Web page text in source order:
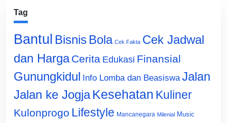
Tag
Bantul Bisnis Bola Cek Fakta Cek Jadwal
dan Harga Cerita Edukasi Finansial
Gunungkidul Info Lomba dan Beasiswa Jalan
Jalan ke Jogja Kesehatan Kuliner
Kulonprogo Lifestyle Mancanegara Milenial Music